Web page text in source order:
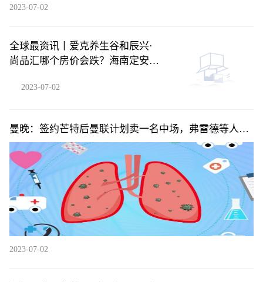
2023-07-02
全球最资讯丨爱克养生谷和辰兴·
尚品汇哪个房价会跌？海南定安县
2023-07-02
曼晚：签约芒特后曼联计划卖一名中场，弗雷德等人可
能离队
2023-07-02